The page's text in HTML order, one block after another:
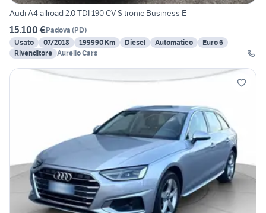
Audi A4 allroad 2.0 TDI 190 CV S tronic Business E
15.100 €Padova (PD)
Usato
07/2018 199990 Km Diesel Automatico
Euro 6
Rivenditore Aurelio Cars